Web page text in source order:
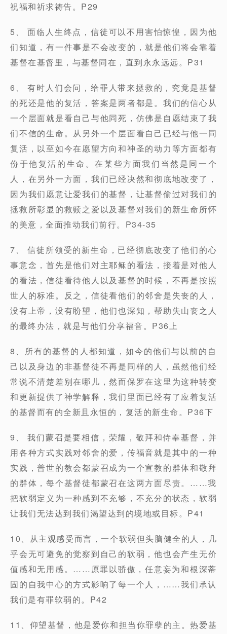
祝福和祈求祷告。P29
5、 面临人生终点，信徒可以不用害怕惊惶，因为他
们知道，有一件事是不会改变的，就是他们将会靠着
基督在基督里，与基督同在，直到永永远远。P31
6、 有时人们会问，给罪人带来拯救的，究竟是基督
的死还是他的复活，答案是两者都是。我们的信心从
一个层面就是看自己与他同死，仿佛是自愿结束了我
们不信的生命。从另外一个层面看自己已经与他一同
复活，以至如今在愿望方向和神圣的动力等方面都有
份于他复活的生命。在某些方面我们当然是同一个
人，在另外一方面，我们已经决然和彻底地改变了，
因为我们愿意让爱我们的基督，让基督偷过对我们的
拯救所彰显的救赎之爱以及基督对我们的新生命所怀
的美意，全面推动我们前行。P34-35
7、 信徒所领受的新生命，已经彻底改变了他们的心
事意念，首先是他们对主耶稣的看法，接着是对他人
的看法，信徒看待他人以及基督的时候，不再是按照
世人的标准。反之，信徒看他们的邻舍是失丧的人，
没有上帝，没有盼望，他们也深知，帮助失山丧之人
的最终办法，就是与他们分享福音。P36上
8、所有的基督的人都知道，如今的他们与以前的自
己以及身边的非基督徒不再是同样的人，虽然他们经
常说不清楚差别在哪儿，然而保罗在这里为这种转变
和更新提供了神学解释，我们里面已经有了应着复活
的基督而有的全新且永恒的，复活的新生命。P36下
9、 我们蒙召是要相信，荣耀，敬拜和侍奉基督，并
用各种方式实践对邻舍的爱，传福音就是其中的一种
实践，普世的教会都蒙召成为一个宣教的群体和敬拜
的群体，每个基督徒都蒙召在这两方面尽责。……我
把软弱定义为一种感到不充够，不充分的状态，软弱
让我们无法达到我们渴望达到的境地或目标。P41
10、从主观感受而言，一个软弱但头脑健全的人，几
乎会无可避免的觉察到自己的软弱，他也会产生无价
值感和无用感。……原罪以骄傲，任意妄为和根深蒂
固的自我中心的方式影响了每一个人，……我们承认
我们是有罪软弱的。P42
11、仰望基督，他是爱你和担当你罪孽的主。热爱基